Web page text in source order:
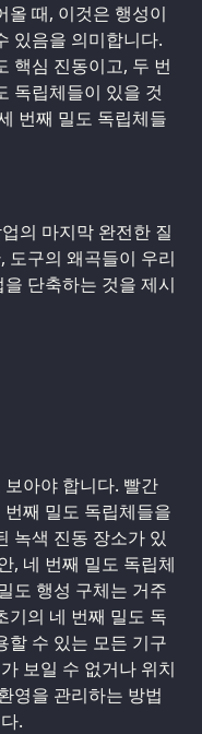
올 때, 이것은 행성이
있음을 의미합니다.
핵심 진동이고, 두 번
독립체들이 있을 것
번째 밀도 독립체들
의 마지막 완전한 질
도구의 왜곡들이 우리
단축하는 것을 제시
아야 합니다. 빨간
째 밀도 독립체들을
녹색 진동 장소가 있
, 네 번째 밀도 독립체
도 행성 구체는 거주
기의 네 번째 밀도 독
할 수 있는 모든 기구
보일 수 없거나 위치
영을 관리하는 방법
.